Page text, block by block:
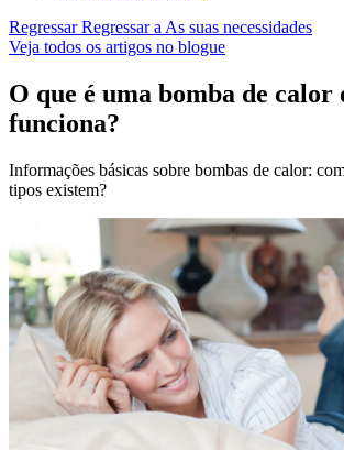
Regressar Regressar a As suas necessidades
Veja todos os artigos no blogue
O que é uma bomba de calor
funciona?
Informações básicas sobre bombas de calor:
tipos existem?